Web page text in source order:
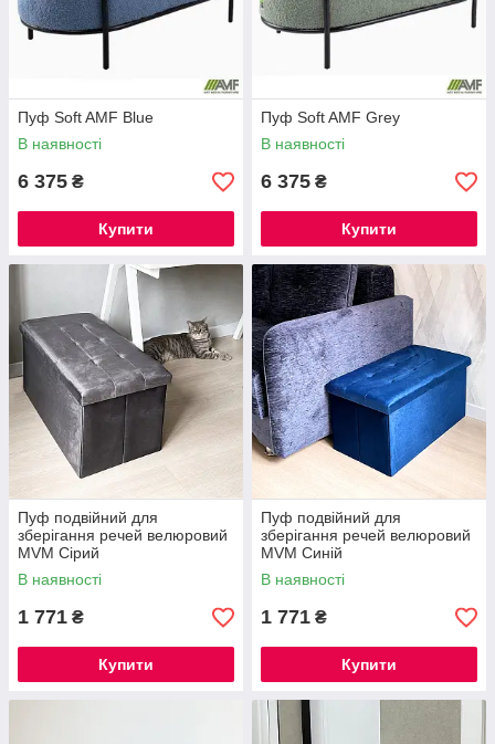
Пуф Soft AMF Blue
В наявності
6 375 ₴
Купити
Пуф Soft AMF Grey
В наявності
6 375 ₴
Купити
Пуф подвійний для
зберігання речей велюровий
MVM Сірий
В наявності
1 771 ₴
Купити
Пуф подвійний для
зберігання речей велюровий
MVM Синій
В наявності
1 771 ₴
Купити